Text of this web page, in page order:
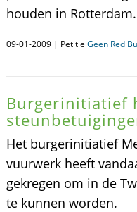
houden in
09-01-2009 | Petitie Geen Red
Burgerinitiatief
Het burgerinitiatief
vuurwerk heeft
gekregen om in de
te kunnen worden.